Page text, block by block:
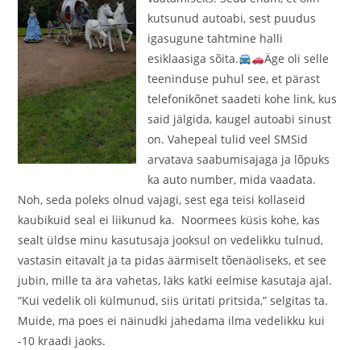
kutsunud autoabi, sest puudus
igasugune tahtmine halli
esiklaasiga sõita.
Äge oli selle
teeninduse puhul see, et pärast
telefonikõnet saadeti kohe link, kus
said jälgida, kaugel autoabi sinust
on. Vahepeal tulid veel SMSid
arvatava saabumisajaga ja lõpuks
ka auto number, mida vaadata.
Noh, seda poleks olnud vajagi, sest ega teisi kollaseid
kaubikuid seal ei liikunud ka. Noormees küsis kohe, kas
sealt üldse minu kasutusaja jooksul on vedelikku tulnud,
vastasin eitavalt ja ta pidas äärmiselt tõenäoliseks, et see
jubin, mille ta ära vahetas, läks katki eelmise kasutaja ajal.
“Kui vedelik oli külmunud, siis üritati pritsida,” selgitas ta.
Muide, ma poes ei näinudki jahedama ilma vedelikku kui
-10 kraadi jaoks.